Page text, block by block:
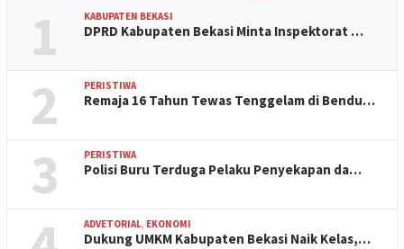
1 KABUPATEN BEKASI
DPRD Kabupaten Bekasi Minta Inspektorat …
2 PERISTIWA
Remaja 16 Tahun Tewas Tenggelam di Bendu…
3 PERISTIWA
Polisi Buru Terduga Pelaku Penyekapan da…
ADVETORIAL, EKONOMI
Dukung UMKM Kabupaten Bekasi Naik Kelas,…